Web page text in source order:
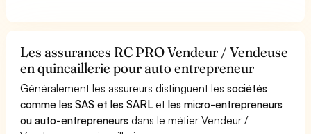
Les assurances RC PRO Vendeur / Vendeuse
en quincaillerie pour auto entrepreneur
Généralement les assureurs distinguent lessociétés
comme les SAS et les SARL etles micro-entrepreneurs
ou auto-entrepreneurs dans le métier Vendeur /